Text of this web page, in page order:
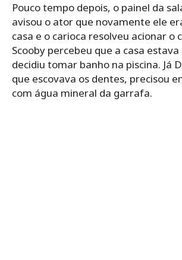
Pouco tempo depois, o painel da
avisou o ator que novamente ele
casa e o carioca resolveu acionar o
Scooby percebeu que a casa
decidiu tomar banho na piscina. Já
que escovava os dentes, precisou
com água mineral da garrafa.